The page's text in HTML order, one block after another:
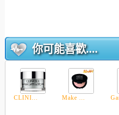
你可能喜歡....
CLINI... Make ...